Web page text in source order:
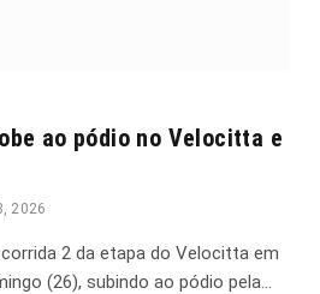
ao pódio no Velocitta e
2026
2 da etapa do Velocitta em
(26), subindo ao pódio pela…